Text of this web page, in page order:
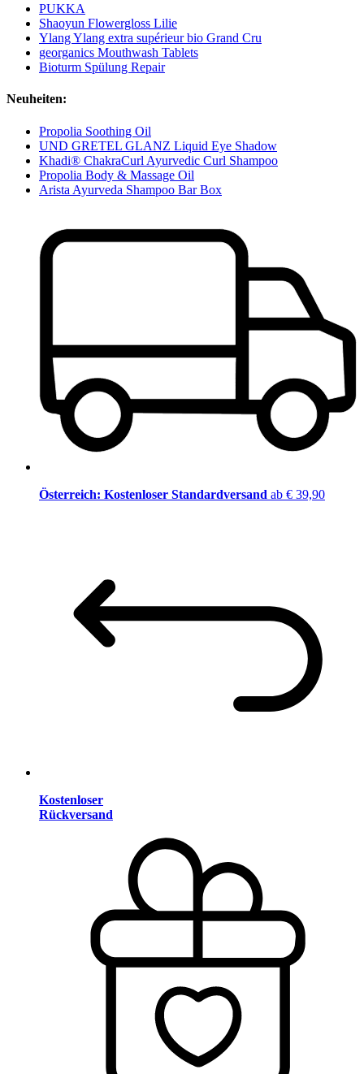
PUKKA
Shaoyun Flowergloss Lilie
Ylang Ylang extra supérieur bio Grand Cru
georganics Mouthwash Tablets
Bioturm Spülung Repair
Neuheiten:
Propolia Soothing Oil
UND GRETEL GLANZ Liquid Eye Shadow
Khadi® ChakraCurl Ayurvedic Curl Shampoo
Propolia Body & Massage Oil
Arista Ayurveda Shampoo Bar Box
Österreich: Kostenloser Standardversand ab € 39,90
Kostenloser
Rückversand